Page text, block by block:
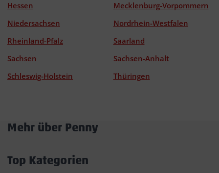
Hessen
Mecklenburg-Vorpommern
Niedersachsen
Nordrhein-Westfalen
Rheinland-Pfalz
Saarland
Sachsen
Sachsen-Anhalt
Schleswig-Holstein
Thüringen
Mehr über Penny
Top Kategorien